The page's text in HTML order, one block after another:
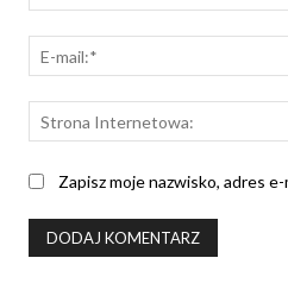
Zapisz moje nazwisko, adres